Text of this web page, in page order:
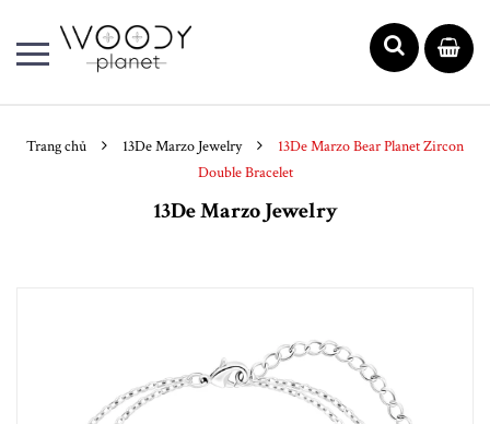
Trang chủ 13De Marzo Jewelry
13De Marzo Bear Planet Zircon
Double Bracelet
13De Marzo Jewelry